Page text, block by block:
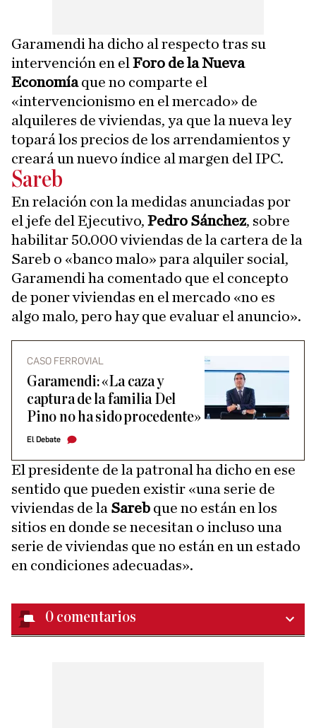
Garamendi ha dicho al respecto tras su
intervención en el Foro de la Nueva
Economíaque no comparte el
«intervencionismo en el mercado» de
alquileres de viviendas, ya que la nueva ley
topará los precios de los arrendamientos y
creará un nuevo índice al margen del IPC.
Sareb
En relación con la medidas anunciadas por
el jefe del Ejecutivo, Pedro Sánchez, sobre
habilitar 50.000 viviendas de la cartera de la
Sareb o «banco malo» para alquiler social,
Garamendi ha comentado que el concepto
de poner viviendas en el mercado «no es
algo malo, pero hay que evaluar el anuncio».
CASO FERROVIAL
Garamendi: «La caza y
captura de la familia Del
Pino no ha sido procedente»
El Debate
El presidente de la patronal ha dicho en ese
sentido que pueden existir «una serie de
viviendas de la Sareb que no están en los
sitios en donde se necesitan o incluso una
serie de viviendas que no están en un estado
en condiciones adecuadas».
0 comentarios